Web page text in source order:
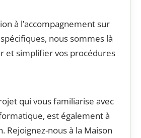
à l’accompagnement sur
nous sommes là
et simplifier vos procédures
qui vous familiarise avec
est également à
Rejoignez-nous à la Maison